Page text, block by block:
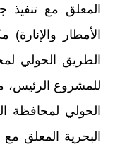
الأمطار
الطريق الحولي
للمشروع الرئيس،
الحولي لمحافظة